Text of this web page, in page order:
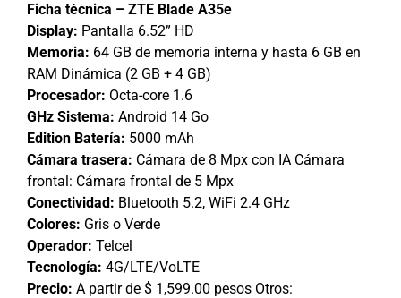
Ficha técnica – ZTE Blade A35e
Display: Pantalla 6.52” HD
Memoria: 64 GB de memoria interna y hasta 6 GB en
RAM Dinámica (2 GB + 4 GB)
Procesador: Octa-core 1.6
GHz Sistema: Android 14 Go
Edition Batería: 5000 mAh
Cámara trasera: Cámara de 8 Mpx con IA Cámara
frontal: Cámara frontal de 5 Mpx
Conectividad: Bluetooth 5.2, WiFi 2.4 GHz
Colores: Gris o Verde
Operador: Telcel
Tecnología: 4G/LTE/VoLTE
Precio: A partir de $ 1,599.00 pesos Otros: